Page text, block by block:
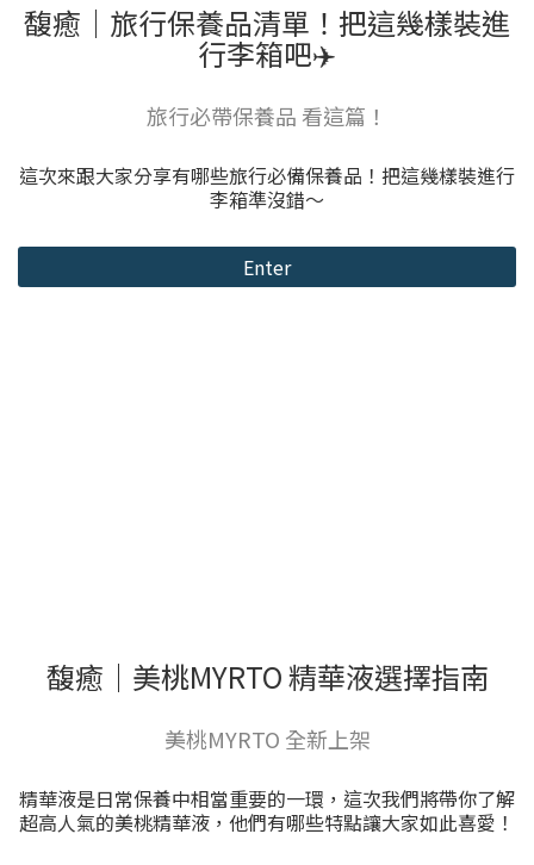
馥癒｜旅行保養品清單！把這幾樣裝進
行李箱吧✈️
旅行必帶保養品 看這篇！
這次來跟大家分享有哪些旅行必備保養品！把這幾樣裝進行
李箱準沒錯～
Enter
馥癒｜美桃MYRTO 精華液選擇指南
美桃MYRTO 全新上架
精華液是日常保養中相當重要的一環，這次我們將帶你了解
超高人氣的美桃精華液，他們有哪些特點讓大家如此喜愛！